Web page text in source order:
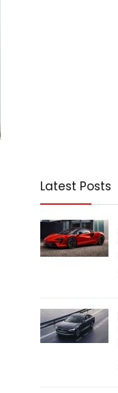
Latest Posts